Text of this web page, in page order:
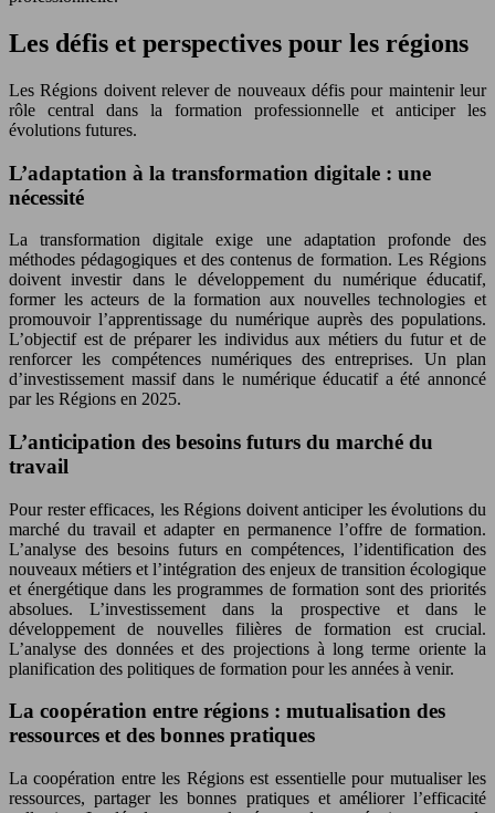
Les défis et perspectives pour les régions
Les Régions doivent relever de nouveaux défis pour maintenir leur
rôle central dans la formation professionnelle et anticiper les
évolutions futures.
L’adaptation à la transformation digitale : une
nécessité
La transformation digitale exige une adaptation profonde des
méthodes pédagogiques et des contenus de formation. Les Régions
doivent investir dans le développement du numérique éducatif,
former les acteurs de la formation aux nouvelles technologies et
promouvoir l’apprentissage du numérique auprès des populations.
L’objectif est de préparer les individus aux métiers du futur et de
renforcer les compétences numériques des entreprises. Un plan
d’investissement massif dans le numérique éducatif a été annoncé
par les Régions en 2025.
L’anticipation des besoins futurs du marché du
travail
Pour rester efficaces, les Régions doivent anticiper les évolutions du
marché du travail et adapter en permanence l’offre de formation.
L’analyse des besoins futurs en compétences, l’identification des
nouveaux métiers et l’intégration des enjeux de transition écologique
et énergétique dans les programmes de formation sont des priorités
absolues. L’investissement dans la prospective et dans le
développement de nouvelles filières de formation est crucial.
L’analyse des données et des projections à long terme oriente la
planification des politiques de formation pour les années à venir.
La coopération entre régions : mutualisation des
ressources et des bonnes pratiques
La coopération entre les Régions est essentielle pour mutualiser les
ressources, partager les bonnes pratiques et améliorer l’efficacité